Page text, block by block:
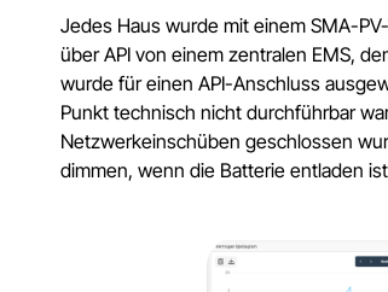
Jedes Haus wurde mit einem SMA-
über API von einem zentralen EMS,
wurde für einen API-Anschluss
Punkt technisch nicht durchführbar
Netzwerkeinschüben geschlossen
dimmen, wenn die Batterie entladen